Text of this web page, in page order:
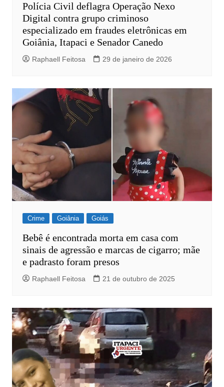
Polícia Civil deflagra Operação Nexo
Digital contra grupo criminoso
especializado em fraudes eletrônicas em
Goiânia, Itapaci e Senador Canedo
Raphaell Feitosa 29 de janeiro de 2026
Crime Goiânia Goiás
Bebê é encontrada morta em casa com
sinais de agressão e marcas de cigarro; mãe
e padrasto foram presos
Raphaell Feitosa 21 de outubro de 2025